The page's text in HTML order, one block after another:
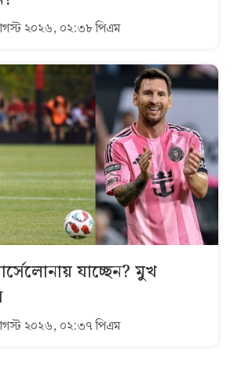
২০২৬, ০২:৩৮ পিএম
যাচ্ছেন? মুখ
২০২৬, ০২:৩৭ পিএম